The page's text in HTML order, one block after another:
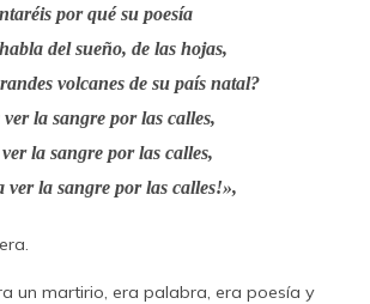
por qué su poesía
del sueño, de las hojas,
volcanes de su país natal?
ver la sangre por las calles,
la sangre por las calles,
ver la sangre por las calles!»,
un martirio, era palabra, era poesía y